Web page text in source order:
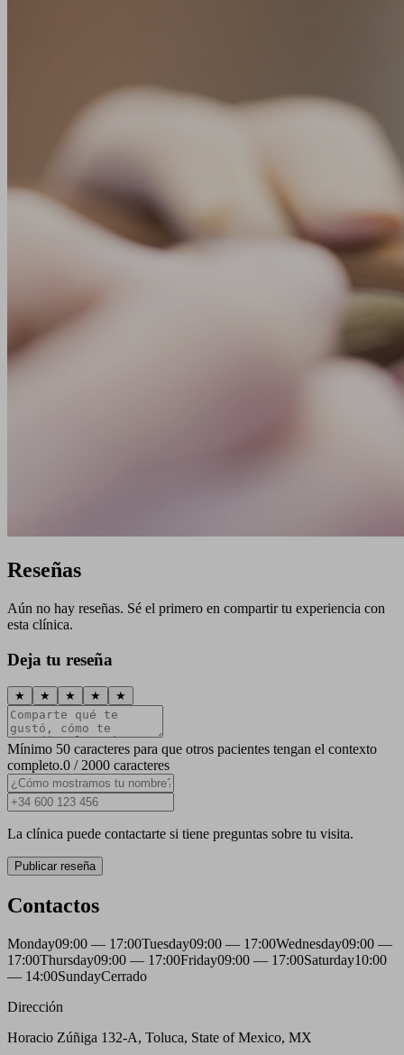
Reseñas
Aún no hay reseñas. Sé el primero en compartir tu experiencia con
esta clínica.
Deja tu reseña
★ ★ ★ ★ ★
Mínimo 50 caracteres para que otros pacientes tengan el contexto
completo.0 / 2000 caracteres
La clínica puede contactarte si tiene preguntas sobre tu visita.
Publicar reseña
Contactos
Monday09:00 — 17:00Tuesday09:00 — 17:00Wednesday09:00 —
17:00Thursday09:00 — 17:00Friday09:00 — 17:00Saturday10:00
— 14:00SundayCerrado
Dirección
Horacio Zúñiga 132-A, Toluca, State of Mexico, MX